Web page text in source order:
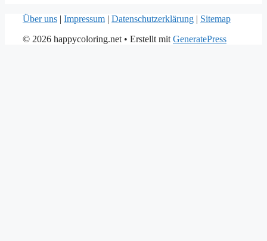
Über uns | Impressum | Datenschutzerklärung | Sitemap
© 2026 happycoloring.net • Erstellt mit GeneratePress